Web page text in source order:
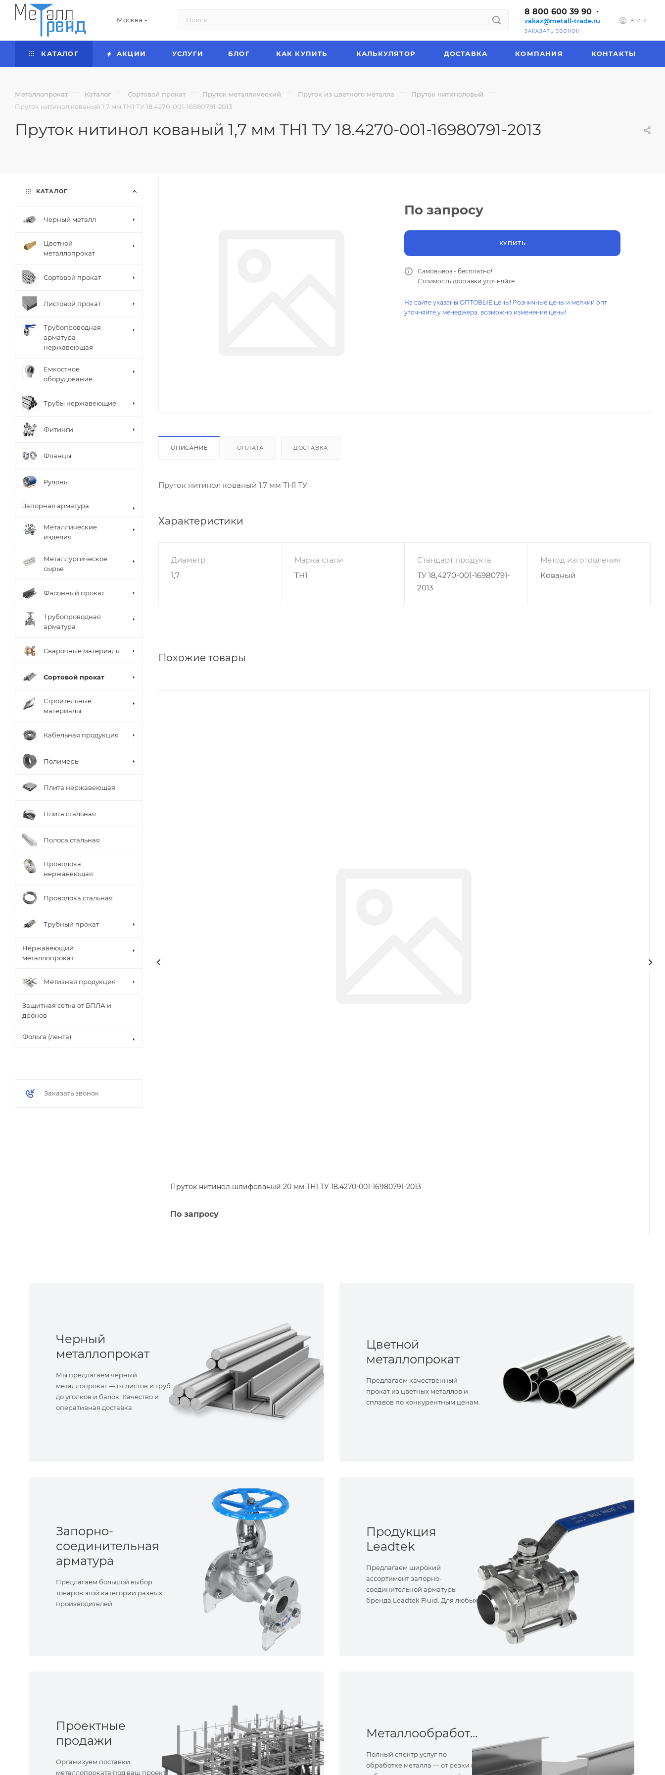
Москва
8 800 600 39 90
zakaz@metall-trade.ru
ЗАКАЗАТЬ ЗВОНОК
ВОЙТИ
КАТАЛОГ АКЦИИ УСЛУГИ БЛОГ КАК КУПИТЬ КАЛЬКУЛЯТОР ДОСТАВКА КОМПАНИЯ КОНТАКТЫ
Металлопрокат — Каталог — Сортовой прокат — Пруток металлический — Пруток из цветного металла — Пруток нитиноловый —
Пруток нитинол кованый 1,7 мм ТН1 ТУ 18.4270-001-16980791-2013
Пруток нитинол кованый 1,7 мм ТН1 ТУ 18.4270-001-16980791-2013
По запросу
КУПИТЬ
Самовывоз - бесплатно!
Стоимость доставки уточняйте.
На сайте указаны ОПТОВЫЕ цены! Розничные цены и мелкий опт
уточняйте у менеджера, возможно изменение цены!
ОПИСАНИЕ ОПЛАТА ДОСТАВКА
Пруток нитинол кованый 1,7 мм ТН1 ТУ
Характеристики
Диаметр
1,7
Марка стали
ТН1
Стандарт продукта
ТУ 18,4270-001-16980791-
2013
Метод изготовления
Кованый
Похожие товары
Пруток нитинол шлифованый 20 мм ТН1 ТУ 18.4270-001-16980791-2013
По запросу
КАТАЛОГ
Черный металл
Цветной
металлопрокат
Сортовой прокат
Листовой прокат
Трубопроводная
арматура
нержавеющая
Емкостное
оборудование
Трубы нержавеющие
Фитинги
Фланцы
Рулоны
Запорная арматура
Металлические
изделия
Металлургическое
сырье
Фасонный прокат
Трубопроводная
арматура
Сварочные материалы
Сортовой прокат
Строительные
материалы
Кабельная продукция
Полимеры
Плита нержавеющая
Плита стальная
Полоса стальная
Проволока
нержавеющая
Проволока стальная
Трубный прокат
Нержавеющий
металлопрокат
Метизная продукция
Защитная сетка от БПЛА и
дронов
Фольга (лента)
Заказать звонок
Черный
металлопрокат
Мы предлагаем черный
металлопрокат — от листов и труб
до уголков и балок. Качество и
оперативная доставка.
Цветной
металлопрокат
Предлагаем качественный
прокат из цветных металлов и
сплавов по конкурентным ценам.
Запорно-
соединительная
арматура
Предлагаем большой выбор
товаров этой категории разных
производителей.
Продукция
Leadtek
Предлагаем широкий
ассортимент запорно-
соединительной арматуры
бренда Leadtek Fluid. Для любых
Проектные
продажи
Организуем поставки
металлопроката под ваш проект
Металлообработка
Полный спектр услуг по
обработке металла — от резки и